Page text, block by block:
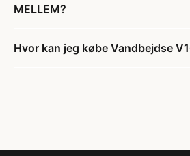
MELLEM?
Hvor kan jeg købe Vandbejdse